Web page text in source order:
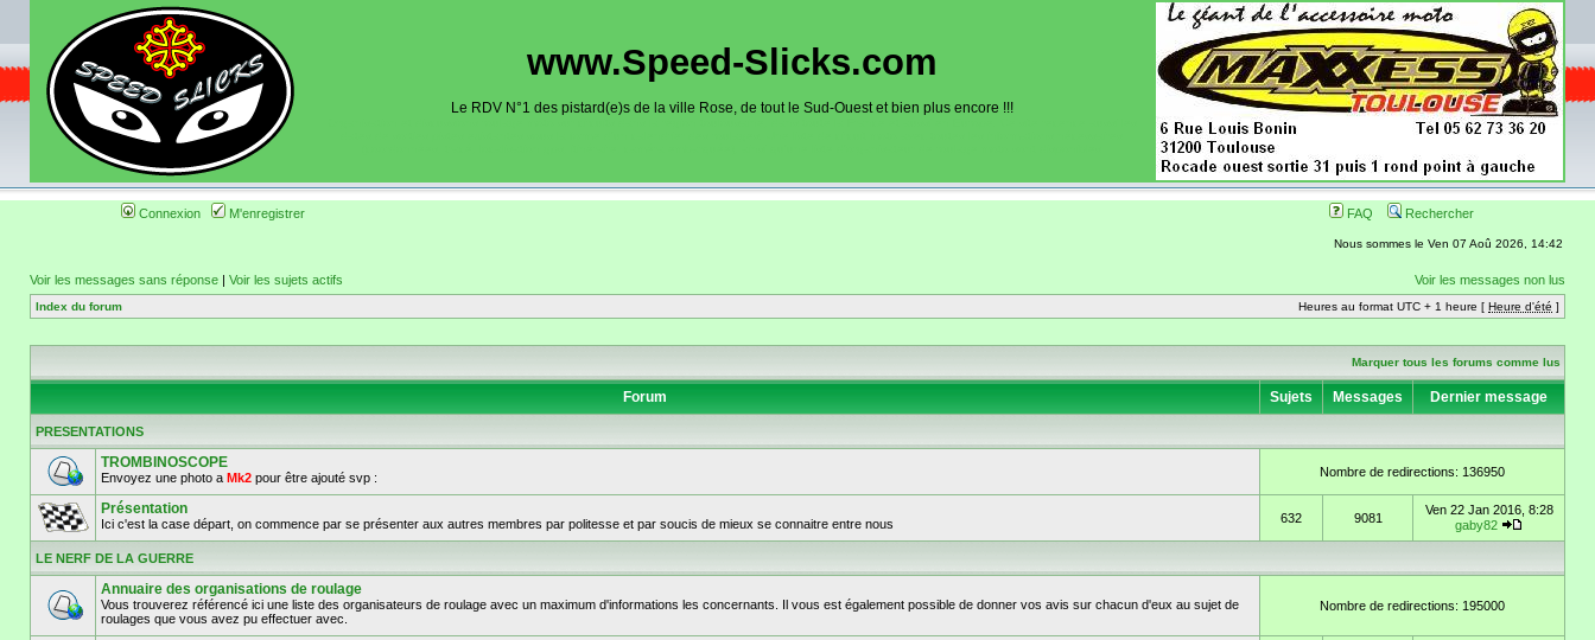
www.Speed-Slicks.com
Le RDV N°1 des pistard(e)s de la ville Rose, de tout le Sud-Ouest et bien plus encore !!!
Connexion M'enregistrer FAQ Rechercher
Nous sommes le Ven 07 Aoû 2026, 14:42
Voir les messages sans réponse | Voir les sujets actifs Voir les messages non lus
Index du forum Heures au format UTC + 1 heure [ Heure d'été ]
Marquer tous les forums comme lus
Forum Sujets Messages Dernier message
PRESENTATIONS
TROMBINOSCOPE
Envoyez une photo a Mk2 pour être ajouté svp : Nombre de redirections: 136950
Présentation
Ici c'est la case départ, on commence par se présenter aux autres membres par politesse et par soucis de mieux se connaitre entre nous 632 9081
Ven 22 Jan 2016, 8:28
gaby82
LE NERF DE LA GUERRE
Annuaire des organisations de roulage
Vous trouverez référencé ici une liste des organisateurs de roulage avec un maximum d'informations les concernants. Il vous est également possible de donner vos avis sur chacun d'eux au sujet de
roulages que vous avez pu effectuer avec.
Nombre de redirections: 195000